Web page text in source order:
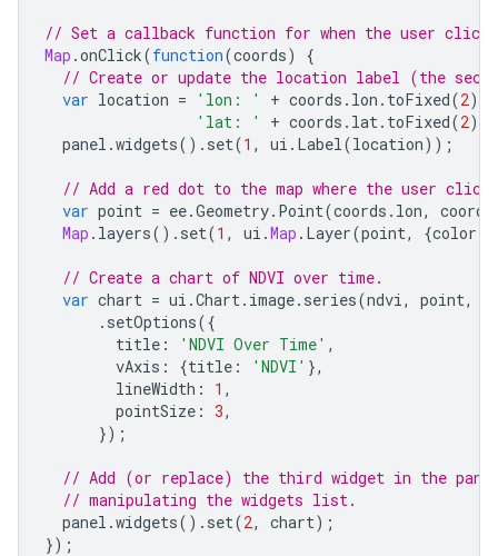
// Set a callback function for when the user
Map .onClick(function(coords)
{
// Create or update the location label (the
var location = 'lon: ' + coords . lon . toFixed(2)
'lat: '
+ coords . lat . toFixed(2);
panel .widgets(). set(1 , ui . Label (location));
// Add a red dot to the map where the user
var point = ee.Geometry. Point(coords . lon, coords
Map . layers(). set(1 , ui .Map . Layer(point, {color
// Create a chart of NDVI over time.
var chart = ui .Chart . image. series(ndvi , point,
. setOptions({
title : 'NDVI Over Time' ,
vAxis : {title : 'NDVI' },
lineWidth : 1 ,
pointSize : 3,
});
// Add (or replace) the third widget in the
// manipulating the widgets list.
panel .widgets(). set(2, chart);
});